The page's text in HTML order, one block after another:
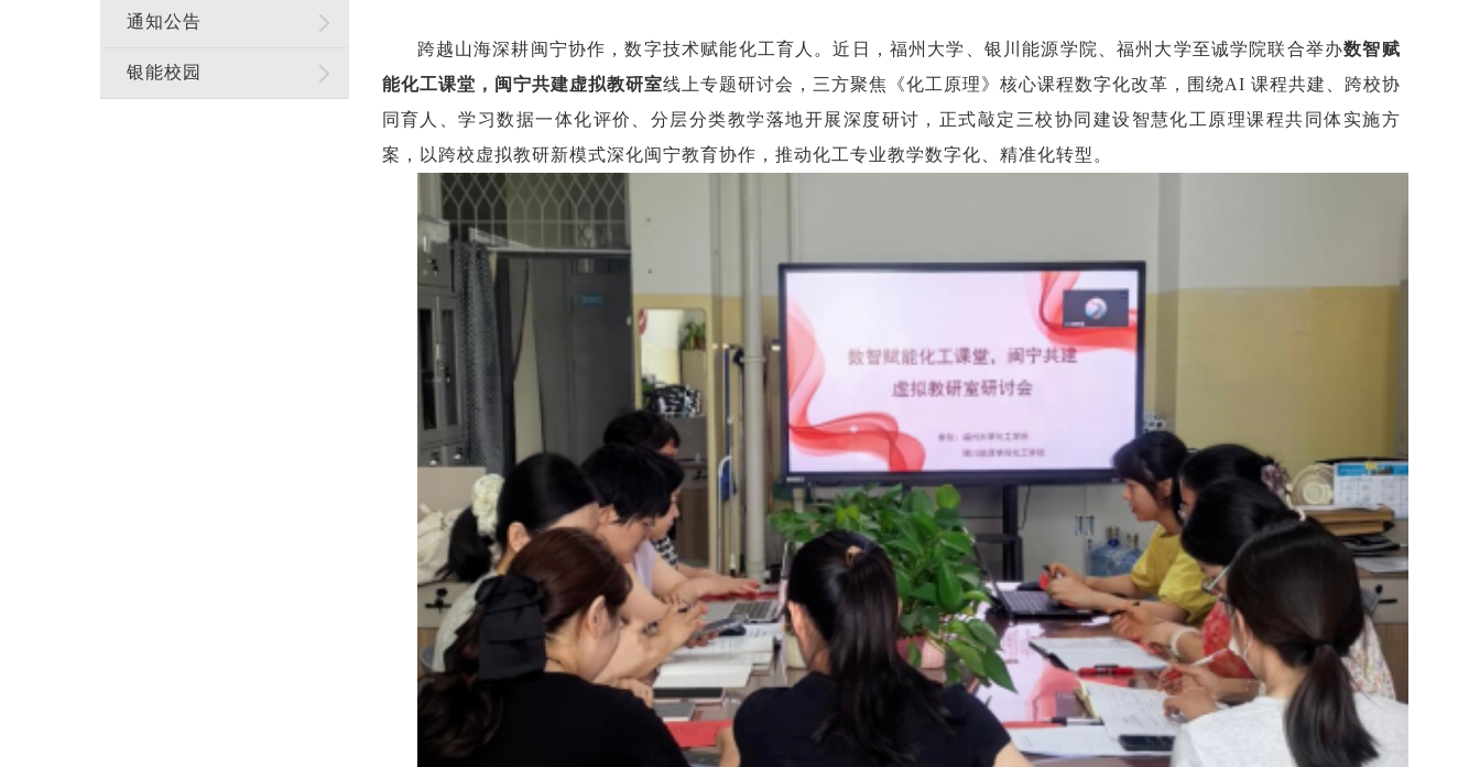
通知公告
银能校园
跨越山海深耕闽宁协作，数字技术赋能化工育人。近日，福州大学、银川能源学院、福州大学至诚学院联合举办数智赋
能化工课堂，闽宁共建虚拟教研室线上专题研讨会，三方聚焦《化工原理》核心课程数字化改革，围绕AI 课程共建、跨校协
同育人、学习数据一体化评价、分层分类教学落地开展深度研讨，正式敲定三校协同建设智慧化工原理课程共同体实施方
案，以跨校虚拟教研新模式深化闽宁教育协作，推动化工专业教学数字化、精准化转型。